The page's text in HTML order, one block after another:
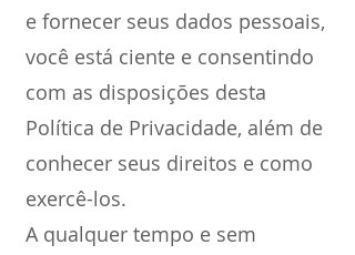
e fornecer seus dados pessoais,
você está ciente e consentindo
com as disposições desta
Política de Privacidade, além de
conhecer seus direitos e como
exercê-los.
A qualquer tempo e sem